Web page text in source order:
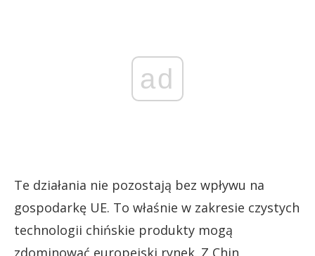
ad
Te działania nie pozostają bez wpływu na
gospodarkę UE. To właśnie w zakresie czystych
technologii chińskie produkty mogą
zdominować europejski rynek. Z Chin